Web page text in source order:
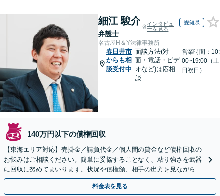
細江 駿介
弁護士
インタビュ
ーを見る
愛知県
名古屋H＆Y法律事務所
春日井市
からも相
談受付中
面談方法(対
面・電話・ビデ
オなど)は応相
談
営業時間：10:
00~19:00（土
日祝日）
140万円以下の債権回収
【東海エリア対応】売掛金／請負代金／個人間の貸金など債権回収の
お悩みはご相談ください。簡単に妥協することなく、粘り強さを武器
に回収に努めてまいります。状況や債権額、相手の出方を見ながら、
効果的な方法を臨機応変に対応いたします【土日祝対応可】
料金表を見る